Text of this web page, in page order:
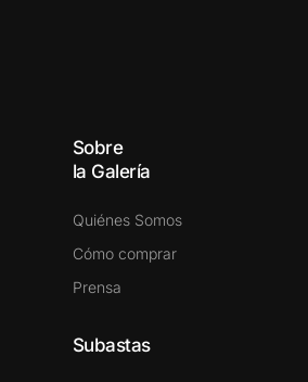
Sobre
la Galería
Quiénes Somos
Cómo comprar
Prensa
Subastas